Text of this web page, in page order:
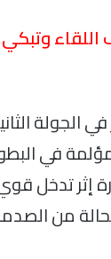
وتبكي
في
إثر
من